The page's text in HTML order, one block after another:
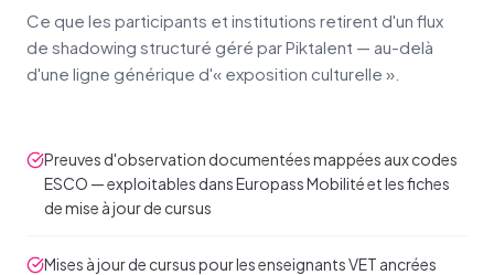
Ce que les participants et institutions retirent d'un flux
de shadowing structuré géré par Piktalent — au-delà
d'une ligne générique d'« exposition culturelle ».
Preuves d'observation documentées mappées aux codes
ESCO — exploitables dans Europass Mobilité et les fiches
de mise à jour de cursus
Mises à jour de cursus pour les enseignants VET ancrées